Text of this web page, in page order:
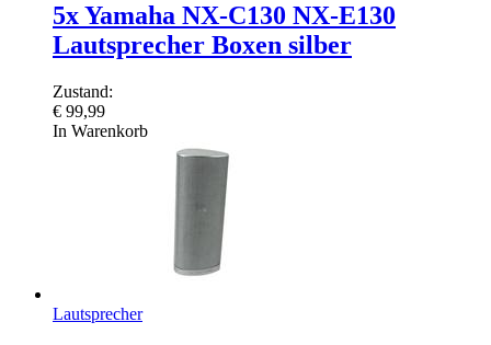
5x Yamaha NX-C130 NX-E130
Lautsprecher Boxen silber
Zustand:
€ 99,99
In Warenkorb
Lautsprecher